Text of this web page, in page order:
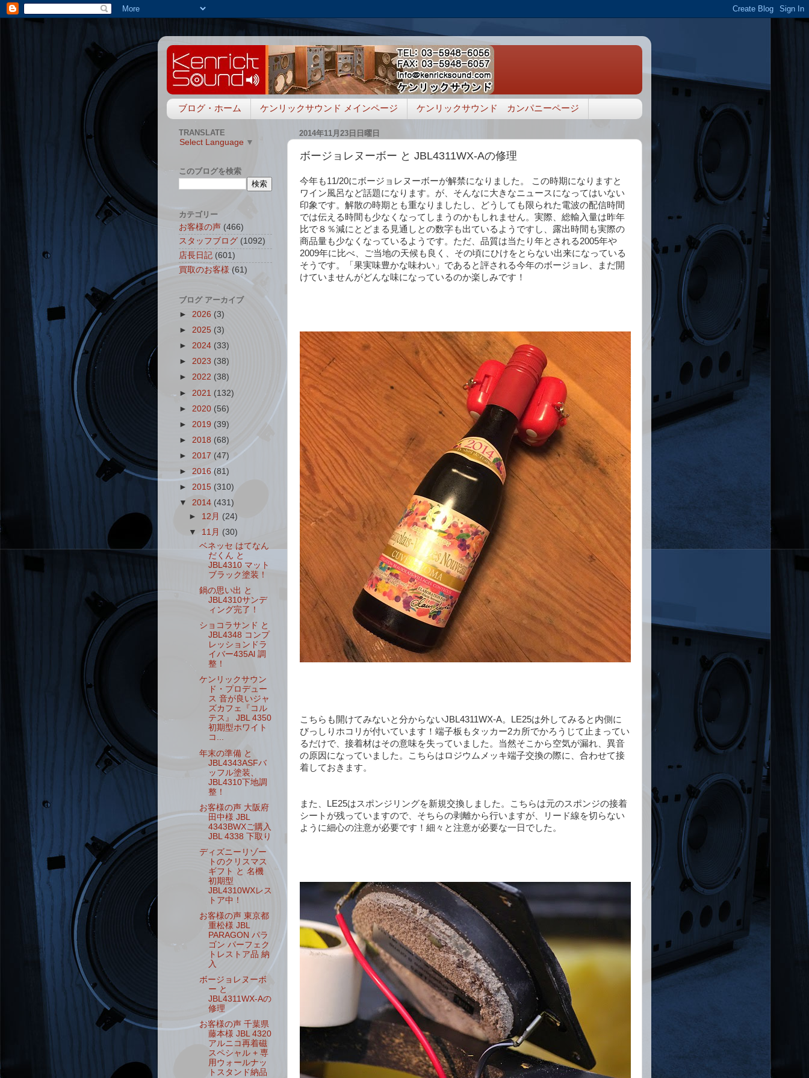
ブログ・ホーム ケンリックサウンド メインページ ケンリックサウンド カンパニーページ
2014年11月23日日曜日
ボージョレヌーボー と JBL4311WX-Aの修理
今年も11/20にボージョレヌーボーが解禁になりました。 この時期になりますと
ワイン風呂など話題になります。が、そんなに大きなニュースになってはいない
印象です。解散の時期とも重なりましたし、どうしても限られた電波の配信時間
では伝える時間も少なくなってしまうのかもしれません。実際、総輸入量は昨年
比で８％減にとどまる見通しとの数字も出ているようですし、露出時間も実際の
商品量も少なくなっているようです。ただ、品質は当たり年とされる2005年や
2009年に比べ、ご当地の天候も良く、その頃にひけをとらない出来になっている
そうです。「果実味豊かな味わい」であると評される今年のボージョレ、まだ開
けていませんがどんな味になっているのか楽しみです！
こちらも開けてみないと分からないJBL4311WX-A。LE25は外してみると内側に
びっしりホコリが付いています！端子板もタッカー2カ所でかろうじて止まってい
るだけで、接着材はその意味を失っていました。当然そこから空気が漏れ、異音
の原因になっていました。こちらはロジウムメッキ端子交換の際に、合わせて接
着しておきます。
また、LE25はスポンジリングを新規交換しました。こちらは元のスポンジの接着
シートが残っていますので、そちらの剥離から行いますが、リード線を切らない
ように細心の注意が必要です！細々と注意が必要な一日でした。
TRANSLATE
Select Language ▼
このブログを検索
カテゴリー
お客様の声 (466)
スタッフブログ (1092)
店長日記 (601)
買取のお客様 (61)
ブログ アーカイブ
► 2026 (3)
► 2025 (3)
► 2024 (33)
► 2023 (38)
► 2022 (38)
► 2021 (132)
► 2020 (56)
► 2019 (39)
► 2018 (68)
► 2017 (47)
► 2016 (81)
► 2015 (310)
▼ 2014 (431)
► 12月 (24)
▼ 11月 (30)
ベネッセ はてなん
だくん と
JBL4310 マット
ブラック塗装！
鍋の思い出 と
JBL4310サンデ
ィング完了！
ショコラサンド と
JBL4348 コンプ
レッションドラ
イバー435Al 調
整！
ケンリックサウン
ド・プロデュー
ス 音が良いジャ
ズカフェ『コル
テス』 JBL 4350
初期型ホワイト
コ...
年末の準備 と
JBL4343ASFバ
ッフル塗装、
JBL4310下地調
整！
お客様の声 大阪府
田中様 JBL
4343BWXご購入
JBL 4338 下取り
ディズニーリゾー
トのクリスマス
ギフト と 名機
初期型
JBL4310WXレス
トア中！
お客様の声 東京都
重松様 JBL
PARAGON パラ
ゴン パーフェク
トレストア品 納
入
ボージョレヌーボ
ー と
JBL4311WX-Aの
修理
お客様の声 千葉県
藤本様 JBL 4320
アルニコ再着磁
スペシャル + 専
用ウォールナッ
トスタンド納品